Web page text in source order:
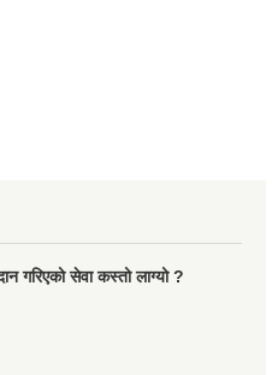
गरिएको सेवा कस्तो लाग्यो ?